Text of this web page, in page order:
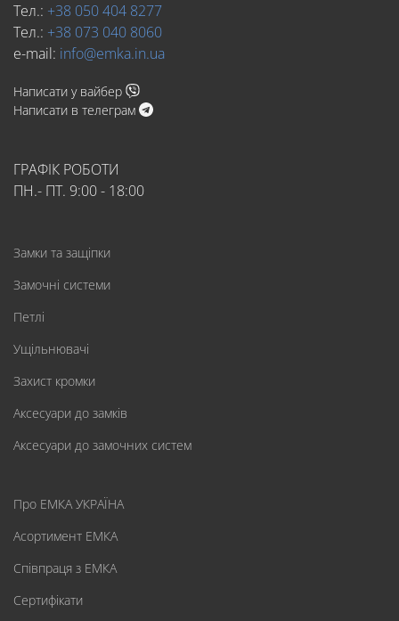
Тел.: +38 050 404 8277
Тел.: +38 073 040 8060
e-mail: info@emka.in.ua
Написати у вайбер
Написати в телеграм
ГРАФІК РОБОТИ
ПН.- ПТ. 9:00 - 18:00
Замки та защіпки
Замочні системи
Петлі
Ущільнювачі
Захист кромки
Аксесуари до замків
Аксесуари до замочних систем
Про ЕМКА УКРАЇНА
Асортимент ЕМКА
Співпраця з ЕМКА
Сертифікати